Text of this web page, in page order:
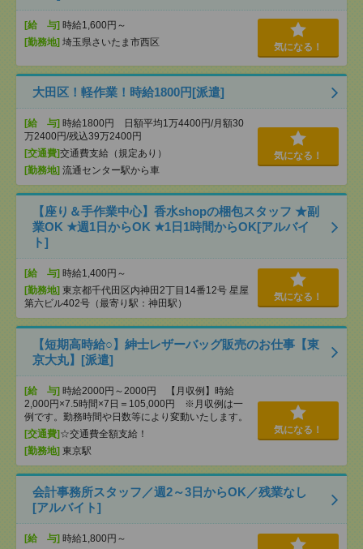
[給 与] 時給1,600円～
[勤務地] 埼玉県さいたま市西区 気になる！
大田区！軽作業！時給1800円[派遣]
[給 与] 時給1800円 日額平均1万4400円/月額30
万2400円/残込39万2400円
[交通費]交通費支給（規定あり）
[勤務地] 流通センター駅から車
気になる！
【座り＆手作業中心】香水shopの梱包スタッフ ★副
業OK ★週1日からOK ★1日1時間からOK[アルバイ
ト]
[給 与] 時給1,400円～
[勤務地] 東京都千代田区内神田2丁目14番12号 星屋
第六ビル402号（最寄り駅：神田駅）
気になる！
【短期高時給○】紳士レザーバッグ販売のお仕事【東
京大丸】[派遣]
[給 与] 時給2000円～2000円 【月収例】時給
2,000円×7.5時間×7日＝105,000円 ※月収例は一
例です。勤務時間や日数等により変動いたします。
[交通費] ☆交通費全額支給！
[勤務地] 東京駅
気になる！
会計事務所スタッフ／週2～3日からOK／残業なし
[アルバイト]
[給 与] 時給1,800円～